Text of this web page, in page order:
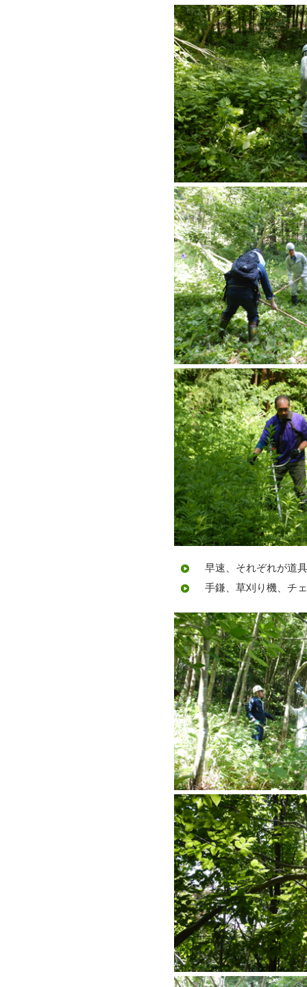
早速、それぞれが道
手鎌、草刈り機、チ